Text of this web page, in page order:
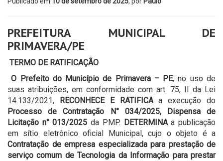
PREFEITURA MUNICIPAL DE
PRIMAVERA/PE
TERMO DE RATIFICAÇÃO
O Prefeito do Município de Primavera – PE, no uso de
suas atribuições, em conformidade com art. 75, II da Lei
14.133/2021,
RECONHECE E RATIFICAa execução do
Processo de Contratação N° 034/2025, Dispensa de
Licitação n° 013/2025 da PMP. DETERMINAa publicação
em sítio eletrônico oficial Municipal, cujo o objeto é a
Contratação de empresa especializada para prestação de
serviço comum de Tecnologia da Informação para prestar